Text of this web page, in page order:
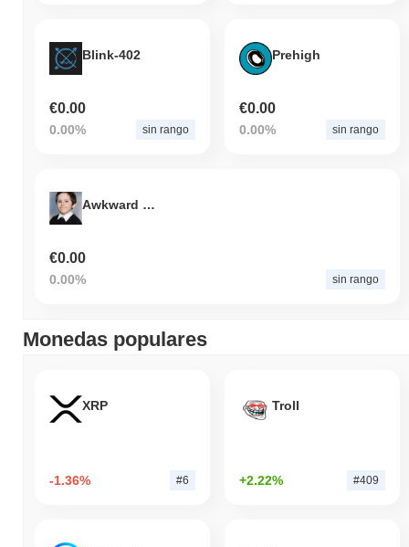
Blink-402
€0.00
0.00% sin rango
Prehigh
€0.00
0.00% sin rango
Awkward White People Smile
€0.00
0.00% sin rango
Monedas populares
XRP
-1.36% #6
Troll
+2.22% #409